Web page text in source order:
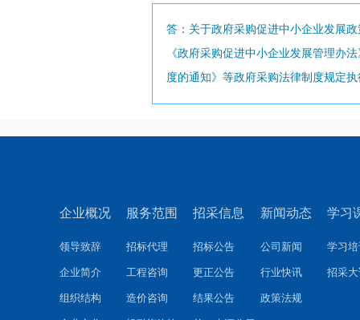
答：关于政府采购促进中小企业发展
《政府采购促进中小企业发展管理办
度的通知》等政府采购法律制度规定
企业概况
领导致辞
企业简介
组织结构
服务范围
招标代理
工程咨询
造价咨询
招采信息
招标公告
更正公告
结果公告
新闻动态
公司新闻
行业快讯
政策法规
学习
学习
招采